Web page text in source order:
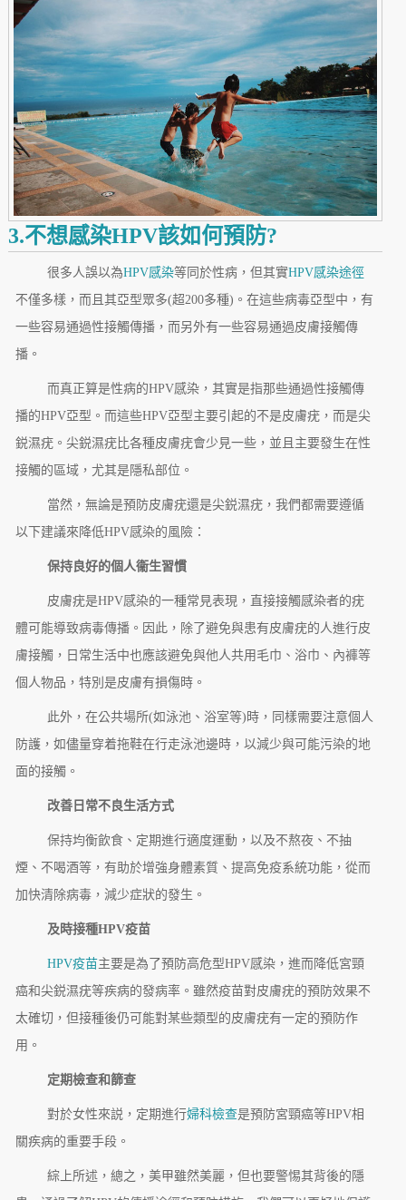
3.不想感染HPV該如何預防?
很多人誤以為HPV感染等同於性病，但其實HPV感染途徑
不僅多樣，而且其亞型眾多(超200多種)。在這些病毒亞型中，有
一些容易通過性接觸傳播，而另外有一些容易通過皮膚接觸傳
播。
而真正算是性病的HPV感染，其實是指那些通過性接觸傳
播的HPV亞型。而這些HPV亞型主要引起的不是皮膚疣，而是尖
鋭濕疣。尖鋭濕疣比各種皮膚疣會少見一些，並且主要發生在性
接觸的區域，尤其是隱私部位。
當然，無論是預防皮膚疣還是尖鋭濕疣，我們都需要遵循
以下建議來降低HPV感染的風險：
保持良好的個人衞生習慣
皮膚疣是HPV感染的一種常見表現，直接接觸感染者的疣
體可能導致病毒傳播。因此，除了避免與患有皮膚疣的人進行皮
膚接觸，日常生活中也應該避免與他人共用毛巾、浴巾、內褲等
個人物品，特別是皮膚有損傷時。
此外，在公共場所(如泳池、浴室等)時，同樣需要注意個人
防護，如儘量穿着拖鞋在行走泳池邊時，以減少與可能污染的地
面的接觸。
改善日常不良生活方式
保持均衡飲食、定期進行適度運動，以及不熬夜、不抽
煙、不喝酒等，有助於增強身體素質、提高免疫系統功能，從而
加快清除病毒，減少症狀的發生。
及時接種HPV疫苗
HPV疫苗主要是為了預防高危型HPV感染，進而降低宮頸
癌和尖鋭濕疣等疾病的發病率。雖然疫苗對皮膚疣的預防效果不
太確切，但接種後仍可能對某些類型的皮膚疣有一定的預防作
用。
定期檢查和篩查
對於女性來説，定期進行婦科檢查是預防宮頸癌等HPV相
關疾病的重要手段。
綜上所述，總之，美甲雖然美麗，但也要警惕其背後的隱